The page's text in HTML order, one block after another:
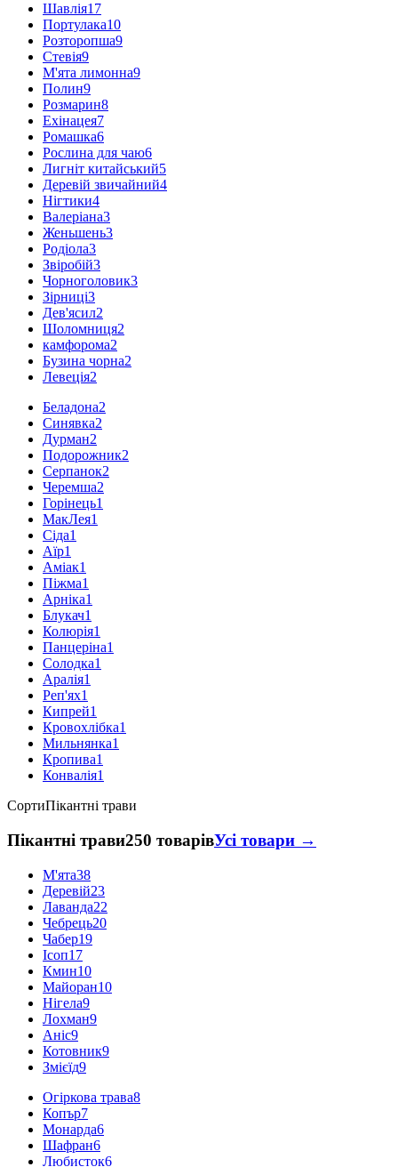
Шавлія17
Портулака10
Розторопша9
Стевія9
М'ята лимонна9
Полин9
Розмарин8
Ехінацея7
Ромашка6
Рослина для чаю6
Лигніт китайський5
Деревій звичайний4
Нігтики4
Валеріана3
Женьшень3
Родіола3
Звіробій3
Чорноголовик3
Зірниці3
Дев'ясил2
Шоломниця2
камфорома2
Бузина чорна2
Левеція2
Беладона2
Синявка2
Дурман2
Подорожник2
Серпанок2
Черемша2
Горінець1
МакЛея1
Сіда1
Аїр1
Аміак1
Піжма1
Арніка1
Блукач1
Колюрія1
Панцеріна1
Солодка1
Аралія1
Реп'ях1
Кипрей1
Кровохлібка1
Мильнянка1
Кропива1
Конвалія1
СортиПікантні трави
Пікантні трави250 товарівУсі товари →
М'ята38
Деревій23
Лаванда22
Чебрець20
Чабер19
Ісоп17
Кмин10
Майоран10
Нігела9
Лохман9
Аніс9
Котовник9
Змієїд9
Огіркова трава8
Копър7
Монарда6
Шафран6
Любисток6